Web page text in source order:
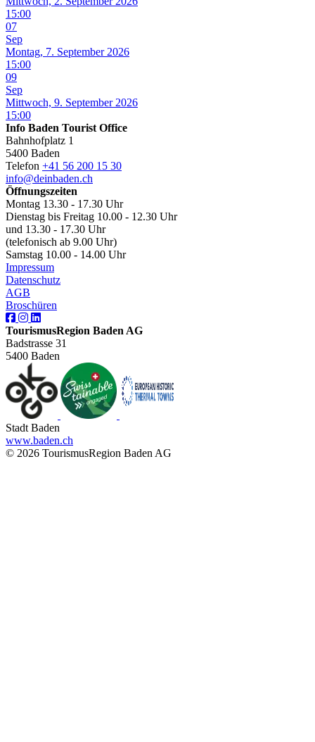
15:00
07
Sep
Montag, 7. September 2026
15:00
09
Sep
Mittwoch, 9. September 2026
15:00
Info Baden Tourist Office
Bahnhofplatz 1
5400 Baden
Telefon +41 56 200 15 30
info@deinbaden.ch
Öffnungszeiten
Montag 13.30 - 17.30 Uhr
Dienstag bis Freitag 10.00 - 12.30 Uhr
und 13.30 - 17.30 Uhr
(telefonisch ab 9.00 Uhr)
Samstag 10.00 - 14.00 Uhr
Impressum
Datenschutz
AGB
Broschüren
TourismusRegion Baden AG
Badstrasse 31
5400 Baden
Stadt Baden
www.baden.ch
© 2026 TourismusRegion Baden AG